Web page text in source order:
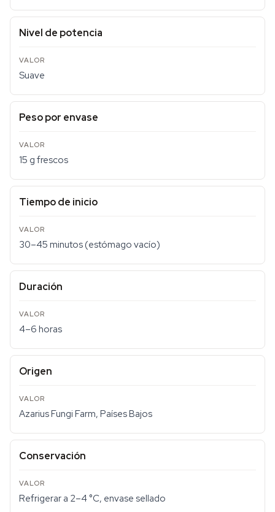
Nivel de potencia
Suave
Peso por envase
15 g frescos
Tiempo de inicio
30–45 minutos (estómago vacío)
Duración
4–6 horas
Origen
Azarius Fungi Farm, Países Bajos
Conservación
Refrigerar a 2–4 °C, envase sellado